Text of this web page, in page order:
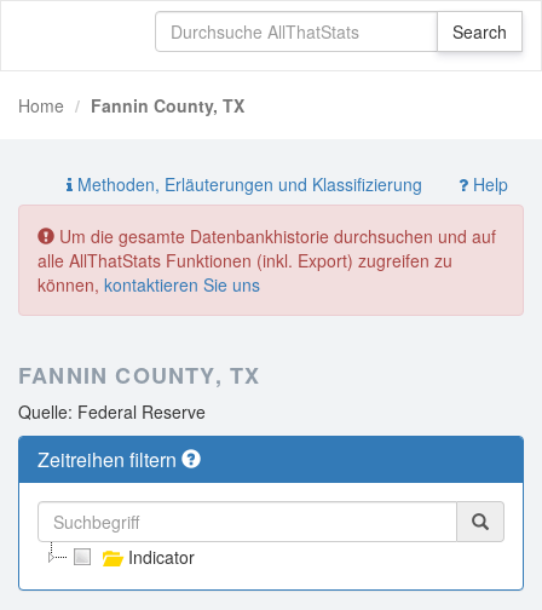
Home Fannin County, TX
Methoden, Erläuterungen und Klassifizierung Help
Um die gesamte Datenbankhistorie durchsuchen und auf
alle AllThatStats Funktionen (inkl. Export) zugreifen zu
können, kontaktieren Sie uns
FANNIN COUNTY, TX
Quelle: Federal Reserve
Zeitreihen filtern
Indicator